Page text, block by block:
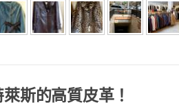
斯的高質皮革！